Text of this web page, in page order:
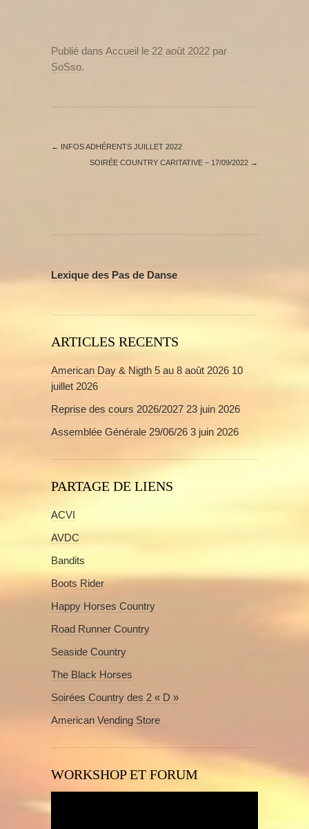
Publié dans Accueil le 22 août 2022 par
SoSso.
← INFOS ADHÉRENTS JUILLET 2022
SOIRÉE COUNTRY CARITATIVE – 17/09/2022 →
Lexique des Pas de Danse
ARTICLES RECENTS
American Day & Nigth 5 au 8 août 2026 10
juillet 2026
Reprise des cours 2026/2027 23 juin 2026
Assemblée Générale 29/06/26 3 juin 2026
PARTAGE DE LIENS
ACVI
AVDC
Bandits
Boots Rider
Happy Horses Country
Road Runner Country
Seaside Country
The Black Horses
Soirées Country des 2 « D »
American Vending Store
WORKSHOP ET FORUM
vidéo